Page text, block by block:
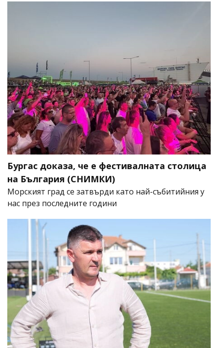
Бургас доказа, че е фестивалната столица
на България (СНИМКИ)
Морският град се затвърди като най-събитийния у
нас през последните години